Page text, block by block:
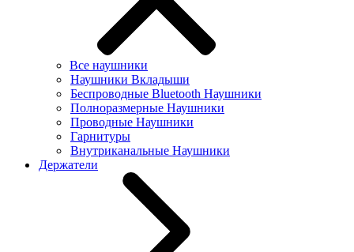
Все наушники
Наушники Вкладыши
Беспроводные Bluetooth Наушники
Полноразмерные Наушники
Проводные Наушники
Гарнитуры
Внутриканальные Наушники
Держатели